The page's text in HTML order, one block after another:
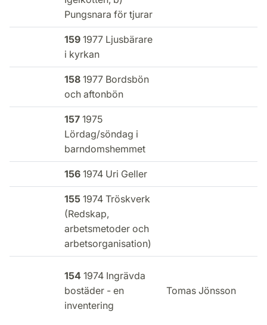
Pungsnara för tjurar
159 1977 Ljusbärare
i kyrkan
158 1977 Bordsbön
och aftonbön
157 1975
Lördag/söndag i
barndomshemmet
156 1974 Uri Geller
155 1974 Tröskverk
(Redskap,
arbetsmetoder och
arbetsorganisation)
154 1974 Ingrävda
bostäder - en
inventering
Tomas Jönsson